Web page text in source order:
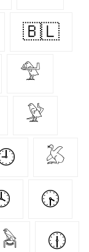
🇧🇱
𓅵
𓅶
𓅷
🕟
𓅉 🕧